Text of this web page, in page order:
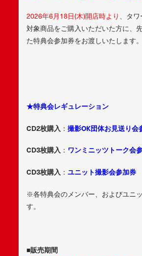
2026年6月18日(木)開店時より、タ
対象商品をご購入いただいた方に、
た特典会参加券をお渡しいたします。
★特典会レギュレーション
CD2枚購入 ： 撮影OK団体お見送り会
CD3枚購入： ワンミニッツトーク会
CD3枚購入 ： ユニット撮影会参加券
※各特典会のメンバー、およびユニ
す。
■販売期間